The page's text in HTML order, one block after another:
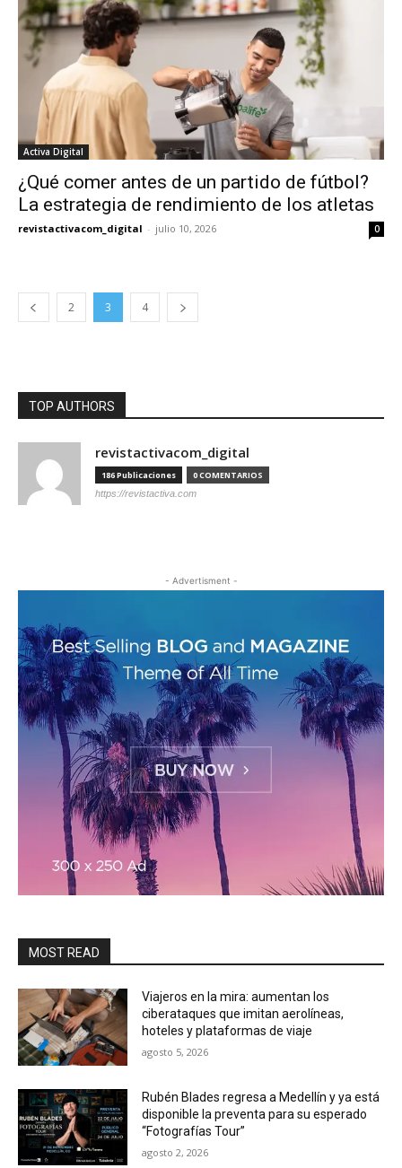
Activa Digital
¿Qué comer antes de un partido de fútbol?
La estrategia de rendimiento de los atletas
revistactivacom_digital - julio 10, 2026 0
2 3 4
TOP AUTHORS
revistactivacom_digital
186 Publicaciones 0 COMENTARIOS
https://revistactiva.com
- Advertisment -
MOST READ
Viajeros en la mira: aumentan los
ciberataques que imitan aerolíneas,
hoteles y plataformas de viaje
agosto 5, 2026
Rubén Blades regresa a Medellín y ya está
disponible la preventa para su esperado
“Fotografías Tour”
agosto 2, 2026